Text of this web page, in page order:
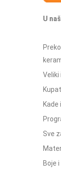
U
Kade
Sve
Boje